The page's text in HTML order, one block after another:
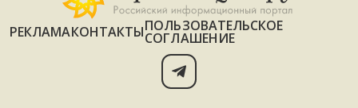
РЕКЛАМАКОНТАКТЫПОЛЬЗОВАТЕЛЬСКОЕ
СОГЛАШЕНИЕ